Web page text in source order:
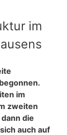
im
im
zweiten
die
auch auf